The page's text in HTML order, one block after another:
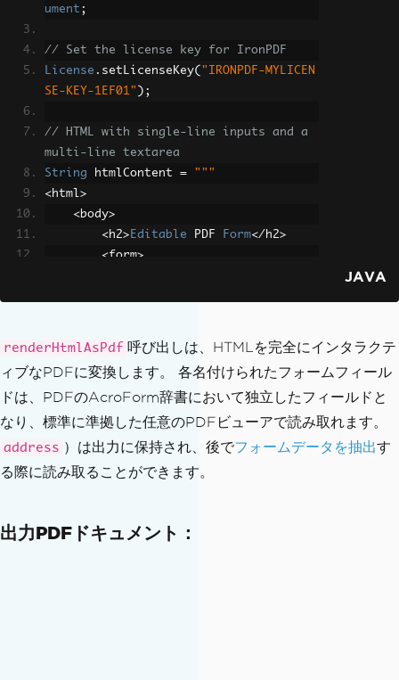
ument ;
// Set the license key for IronPDF
License . setLicenseKey( "IRONPDF-MYLICEN
SE-KEY-1EF01" );
// HTML with single-line inputs and a
multi-line textarea
String htmlContent =
"""
<html>
<body>
<h2> Editable PDF Form</ h2>
<form>
Last
name
input typ
name 'lastname' = ''> <
>
Address: <br> <textarea na
me='address' rows='4' cols='50'></text
area
>
</ body >
JAVA
renderHtmlAsPdf 呼び出しは、HTMLを完全にインタラクテ
ィブなPDFに変換します。 各名付けられたフォームフィール
ドは、PDFのAcroForm辞書において独立したフィールドと
なり、標準に準拠した任意のPDFビューアで読み取れます。
address ）は出力に保持され、後でフォームデータを抽出す
る際に読み取ることができます。
出力PDFドキュメント：